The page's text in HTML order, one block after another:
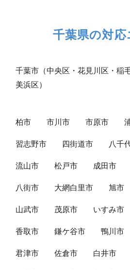
千葉県の対応
千葉市（中央区・花見川区・稲
美浜区）
柏市 市川市 市原市
習志野市 四街道市 八千
流山市 松戸市 成田市
八街市 大網白里市 旭市
山武市 茂原市 いすみ市
香取市 鎌ケ谷市 鴨川市
君津市 佐倉市 白井市